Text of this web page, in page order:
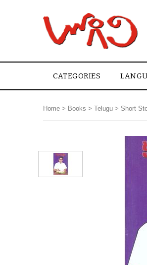
CATEGORIES
Home > Books > Telugu > Short